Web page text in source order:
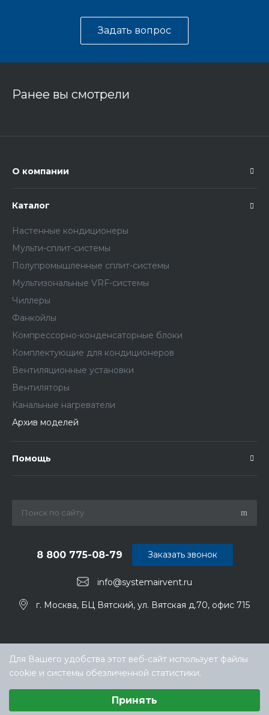
Задать вопрос
Ранее вы смотрели
О компании
Каталог
Настенные кондиционеры
Мульти-сплит-системы
Полупромышленные сплит-системы
Мультизональные VRF-системы
Чиллеры
Фанкойлы
Компрессорно-конденсаторные блоки
Комплектующие для кондиционеров
Вентиляционные установки
Вентиляторы
Канальные нагреватели
Архив моделей
Помощь
info@systemairvent.ru
8 800 775-08-79
г. Москва, БЦ Вятский, ул. Вятская д.70, офис 715
Заказать звонок
Для Вашего удобства этот веб-сайт использует файлы
cookie и системы обезличенной статистики.
Принять